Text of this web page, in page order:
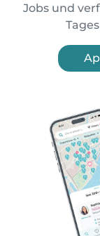
Jobs und